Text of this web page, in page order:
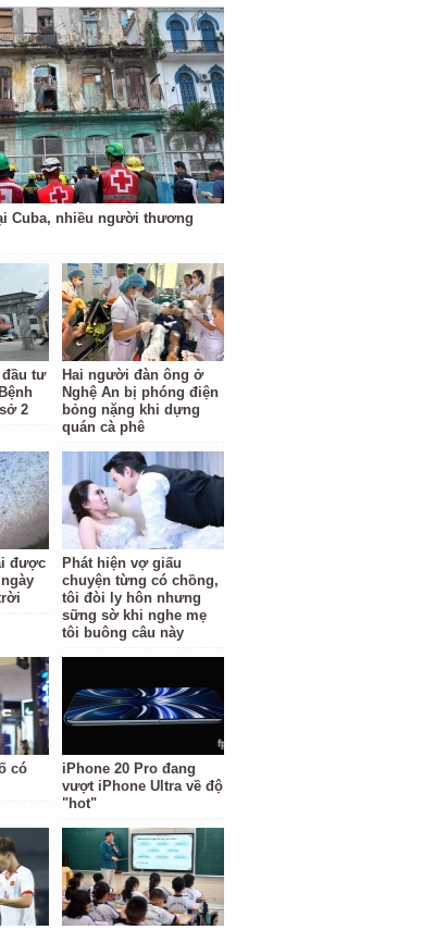
Cuba, nhiều người thương
đầu tư
2
Hai người đàn ông ở
Nghệ An bị phóng điện
bỏng nặng khi dựng
quán cà phê
được
Phát hiện vợ giấu
chuyện từng có chồng,
tôi đòi ly hôn nhưng
sững sờ khi nghe mẹ
tôi buông câu này
có
iPhone 20 Pro đang
vượt iPhone Ultra về độ
"hot"